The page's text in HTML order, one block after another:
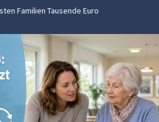
Familien Tausende Euro